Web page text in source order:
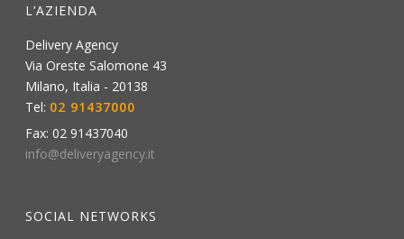
L’AZIENDA
Delivery Agency
Via Oreste Salomone 43
Milano, Italia - 20138
Tel: 02 91437000
Fax:02 91437040
info@deliveryagency.it
SOCIAL NETWORKS